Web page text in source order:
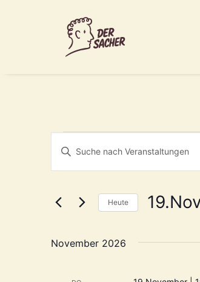
Veranstaltungen
Suche
Ansichten,
Bitte
Suche
nach
Schlüsselwort.
Heute
November 2026